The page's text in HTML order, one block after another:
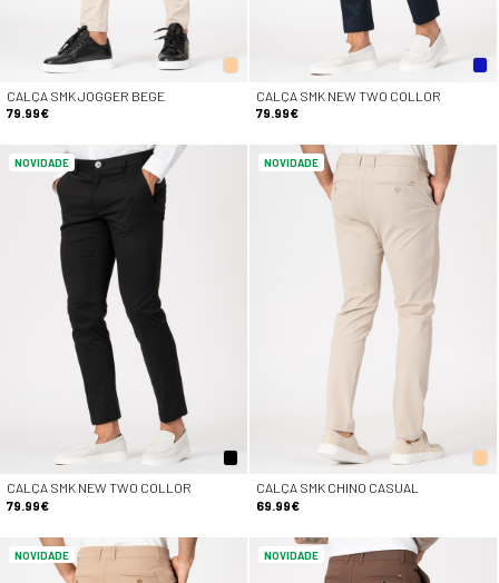
CALÇA SMK JOGGER BEGE
79.99€
CALÇA SMK NEW TWO COLLOR
79.99€
NOVIDADE
CALÇA SMK NEW TWO COLLOR
79.99€
NOVIDADE
CALÇA SMK CHINO CASUAL
69.99€
NOVIDADE NOVIDADE